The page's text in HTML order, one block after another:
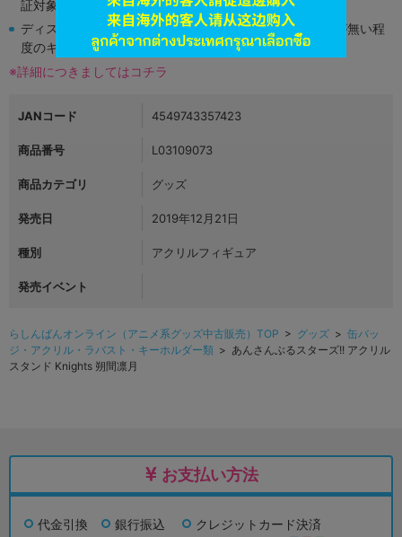
証対象外となります。
ディスク類の読み取り面のキズに関しまして再生に支障が無い程
度のキズがある場合がございます。
※詳細につきましてはコチラ
JANコード 4549743357423
商品番号 L03109073
商品カテゴリ グッズ
発売日 2019年12月21日
種別 アクリルフィギュア
発売イベント
らしんばんオンライン（アニメ系グッズ中古販売）TOP > グッズ > 缶バッ
ジ・アクリル・ラバスト・キーホルダー類 > あんさんぶるスターズ!! アクリル
スタンド Knights 朔間凛月
お支払い方法
代金引換 銀行振込 クレジットカード決済